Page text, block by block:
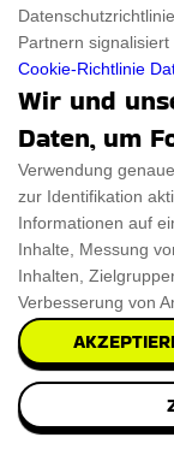
aus
PRÜFEN SIE
Partnern
Cookie-Richtlinie
Wir und
Daten, um
Verwendung
zur Identifikation
Informationen auf
Inhalte, Messung
Inhalten,
Verbesserung von